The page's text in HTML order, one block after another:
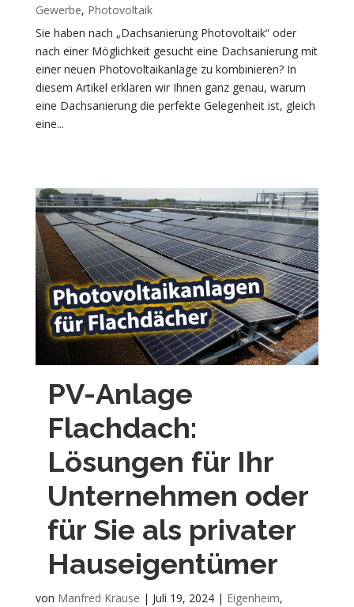
Gewerbe, Photovoltaik
Sie haben nach „Dachsanierung Photovoltaik“ oder
nach einer Möglichkeit gesucht eine Dachsanierung mit
einer neuen Photovoltaikanlage zu kombinieren? In
diesem Artikel erklären wir Ihnen ganz genau, warum
eine Dachsanierung die perfekte Gelegenheit ist, gleich
eine...
PV-Anlage
Flachdach:
Lösungen für Ihr
Unternehmen oder
für Sie als privater
Hauseigentümer
von Manfred Krause | Juli 19, 2024| Eigenheim,